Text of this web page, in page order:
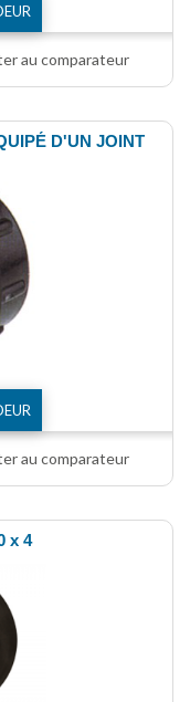
au comparateur
D'UN JOINT
au comparateur
x 4